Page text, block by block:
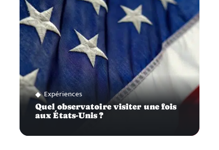
Expériences
Quel observatoire visiter une fois
aux États-Unis ?